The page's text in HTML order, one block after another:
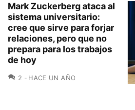
Mark Zuckerberg ataca al
sistema universitario:
cree que sirve para forjar
relaciones, pero que no
prepara para los trabajos
de hoy
2 COMENTARIOS
HACE UN AÑO